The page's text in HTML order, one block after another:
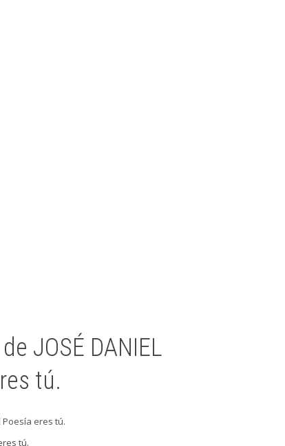
JOSÉ DANIEL
tú.
Poesía eres tú.
tú.